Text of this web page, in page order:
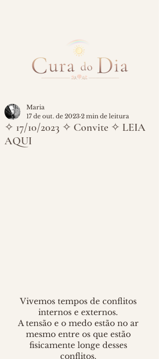
✧ 17/10/2023 ✧ Convite ✧ LEIA
AQUI
Maria
17 de out. de 2023 2 min de leitura
Vivemos tempos de conflitos
internos e externos.
A tensão e o medo estão no ar
mesmo entre os que estão
fisicamente longe desses
conflitos.